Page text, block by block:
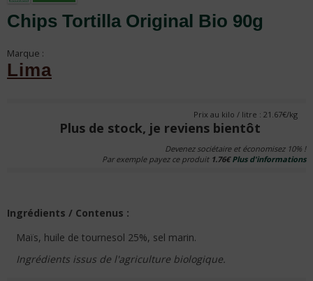
Chips Tortilla Original Bio 90g
Marque :
Lima
Prix au kilo / litre : 21.67€/kg
Plus de stock, je reviens bientôt
Devenez sociétaire et économisez 10% !
Par exemple payez ce produit 1.76€Plus d'informations
Ingrédients / Contenus :
Maïs, huile de tournesol 25%, sel marin.
Ingrédients issus de l'agriculture biologique.